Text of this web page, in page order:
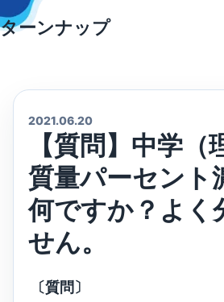
Skip
to
ターンナップ
2021.06.20
【質問】中学（
質量パーセント
何ですか？よく
せん。
〔質問〕